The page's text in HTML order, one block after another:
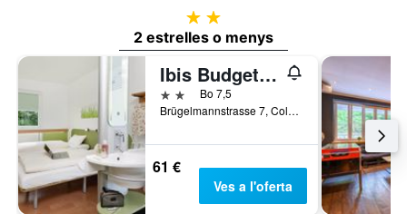
2 estrelles
2 estrelles o menys
Ibis Budget Köln Messe
2 estrelles
Bo 7,5
Brügelmannstrasse 7, Colònia, Rin del Nord-Westfàlia, Alemanya
61 €
Ves a l'oferta